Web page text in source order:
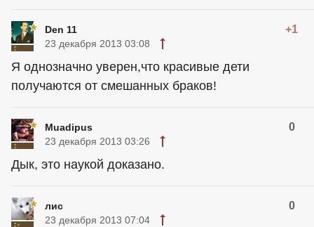
Den 11 +1
23 декабря 2013 03:08
Я однозначно уверен,что красивые дети
получаются от смешанных браков!
Muadipus 0
23 декабря 2013 03:26
Дык, это наукой доказано.
лис 0
23 декабря 2013 07:04